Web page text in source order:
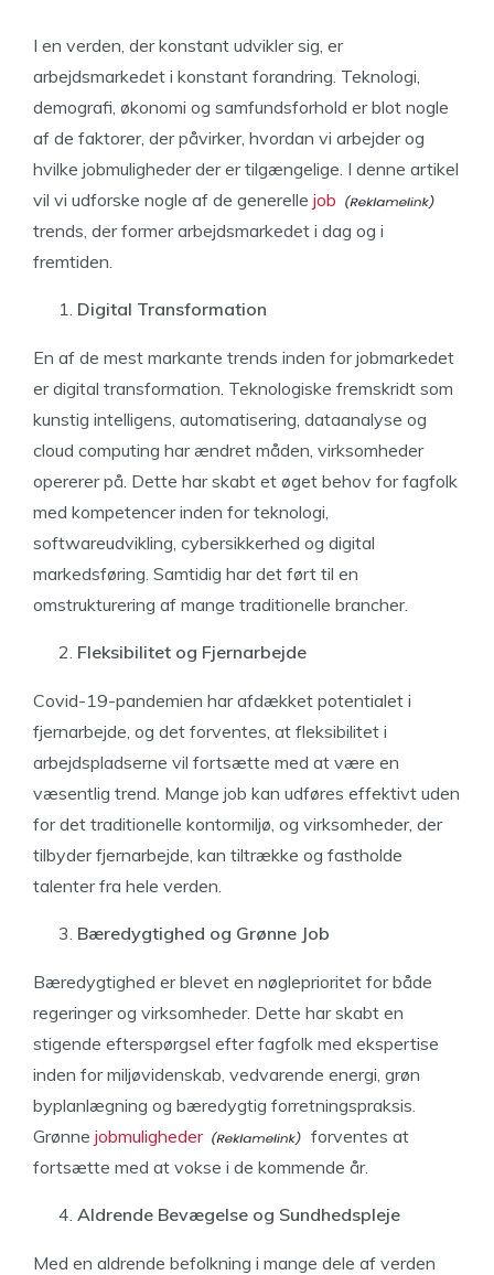
I en verden, der konstant udvikler sig, er
arbejdsmarkedet i konstant forandring. Teknologi,
demografi, økonomi og samfundsforhold er blot nogle
af de faktorer, der påvirker, hvordan vi arbejder og
hvilke jobmuligheder der er tilgængelige. I denne artikel
vil vi udforske nogle af de generelle job
trends, der former arbejdsmarkedet i dag og i
fremtiden.
Digital Transformation
En af de mest markante trends inden for jobmarkedet
er digital transformation. Teknologiske fremskridt som
kunstig intelligens, automatisering, dataanalyse og
cloud computing har ændret måden, virksomheder
opererer på. Dette har skabt et øget behov for fagfolk
med kompetencer inden for teknologi,
softwareudvikling, cybersikkerhed og digital
markedsføring. Samtidig har det ført til en
omstrukturering af mange traditionelle brancher.
Fleksibilitet og Fjernarbejde
Covid-19-pandemien har afdækket potentialet i
fjernarbejde, og det forventes, at fleksibilitet i
arbejdspladserne vil fortsætte med at være en
væsentlig trend. Mange job kan udføres effektivt uden
for det traditionelle kontormiljø, og virksomheder, der
tilbyder fjernarbejde, kan tiltrække og fastholde
talenter fra hele verden.
Bæredygtighed og Grønne Job
Bæredygtighed er blevet en nøgleprioritet for både
regeringer og virksomheder. Dette har skabt en
stigende efterspørgsel efter fagfolk med ekspertise
inden for miljøvidenskab, vedvarende energi, grøn
byplanlægning og bæredygtig forretningspraksis.
Grønne jobmuligheder
forventes at
fortsætte med at vokse i de kommende år.
Aldrende Bevægelse og Sundhedspleje
Med en aldrende befolkning i mange dele af verden